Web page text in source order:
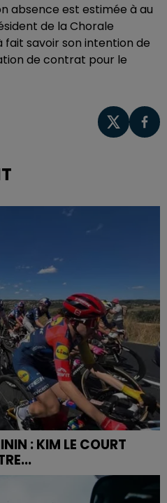
absence est estimée à au
de la Chorale
fait savoir son intention de
de contrat pour le
: KIM LE COURT